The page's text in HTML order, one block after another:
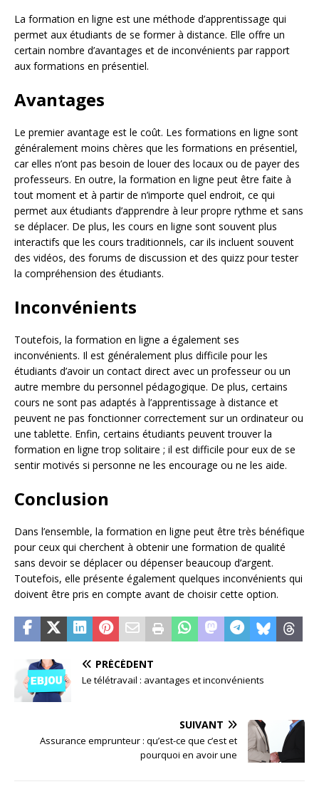
La formation en ligne est une méthode d’apprentissage qui
permet aux étudiants de se former à distance. Elle offre un
certain nombre d’avantages et de inconvénients par rapport
aux formations en présentiel.
Avantages
Le premier avantage est le coût. Les formations en ligne sont
généralement moins chères que les formations en présentiel,
car elles n’ont pas besoin de louer des locaux ou de payer des
professeurs. En outre, la formation en ligne peut être faite à
tout moment et à partir de n’importe quel endroit, ce qui
permet aux étudiants d’apprendre à leur propre rythme et sans
se déplacer. De plus, les cours en ligne sont souvent plus
interactifs que les cours traditionnels, car ils incluent souvent
des vidéos, des forums de discussion et des quizz pour tester
la compréhension des étudiants.
Inconvénients
Toutefois, la formation en ligne a également ses
inconvénients. Il est généralement plus difficile pour les
étudiants d’avoir un contact direct avec un professeur ou un
autre membre du personnel pédagogique. De plus, certains
cours ne sont pas adaptés à l’apprentissage à distance et
peuvent ne pas fonctionner correctement sur un ordinateur ou
une tablette. Enfin, certains étudiants peuvent trouver la
formation en ligne trop solitaire ; il est difficile pour eux de se
sentir motivés si personne ne les encourage ou ne les aide.
Conclusion
Dans l’ensemble, la formation en ligne peut être très bénéfique
pour ceux qui cherchent à obtenir une formation de qualité
sans devoir se déplacer ou dépenser beaucoup d’argent.
Toutefois, elle présente également quelques inconvénients qui
doivent être pris en compte avant de choisir cette option.
PRÉCÉDENT
Le télétravail : avantages et inconvénients
SUIVANT
Assurance emprunteur : qu’est-ce que c’est et
pourquoi en avoir une